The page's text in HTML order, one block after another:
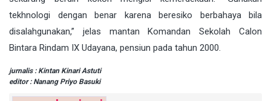
tekhnologi dengan benar karena beresiko berbahaya bila
disalahgunakan,” jelas mantan Komandan Sekolah Calon
Bintara Rindam IX Udayana, pensiun pada tahun 2000.
jurnalis : Kintan Kinari Astuti
editor : Nanang Priyo Basuki